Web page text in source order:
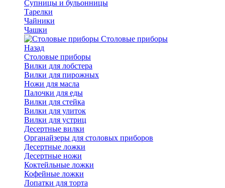
Супницы и бульонницы
Тарелки
Чайники
Чашки
Cтоловые приборы
Назад
Cтоловые приборы
Вилки для лобстера
Вилки для пирожных
Ножи для масла
Палочки для еды
Вилки для стейка
Вилки для улиток
Вилки для устриц
Десертные вилки
Органайзеры для столовых приборов
Десертные ложки
Десертные ножи
Коктейльные ложки
Кофейные ложки
Лопатки для торта